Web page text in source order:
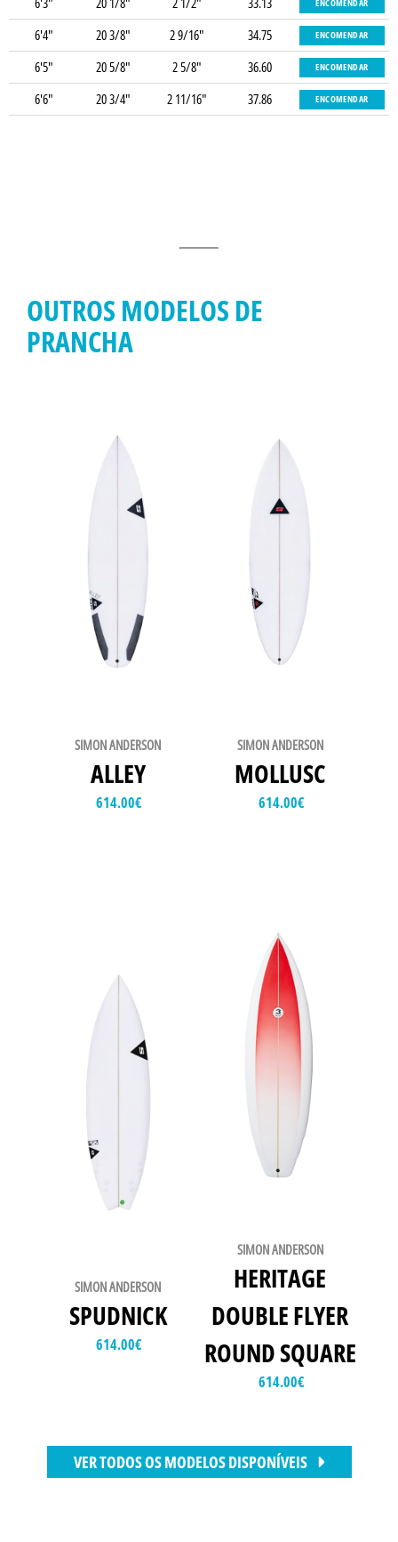
ENCOMENDAR
6'4" 20 3/8" 2 9/16" 34.75 ENCOMENDAR
6'5" 20 5/8" 2 5/8" 36.60 ENCOMENDAR
6'6" 20 3/4" 2 11/16" 37.86 ENCOMENDAR
OUTROS MODELOS DE
PRANCHA
SIMON ANDERSON
ALLEY
614.00€
SIMON ANDERSON
MOLLUSC
614.00€
SIMON ANDERSON
SPUDNICK
614.00€
SIMON ANDERSON
HERITAGE
DOUBLE FLYER
ROUND SQUARE
614.00€
VER TODOS OS MODELOS DISPONÍVEIS